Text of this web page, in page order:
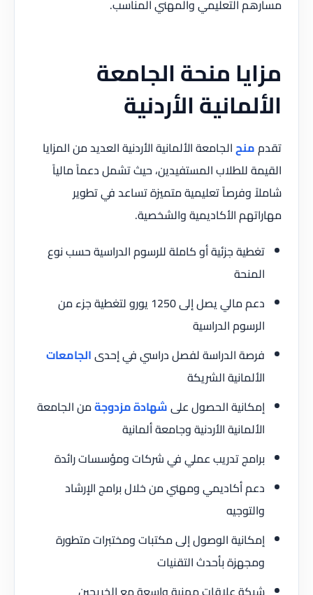
مسارهم التعليمي والمهني المناسب.
مزايا منحة الجامعة
الألمانية الأردنية
تقدممنحالجامعة الألمانية الأردنية العديد من المزايا
القيمة للطلاب المستفيدين، حيث تشمل دعماً مالياً
شاملاً وفرصاً تعليمية متميزة تساعد في تطوير
مهاراتهم الأكاديمية والشخصية.
تغطية جزئية أو كاملة للرسوم الدراسية حسب نوع
المنحة
دعم مالي يصل إلى 1250 يورو لتغطية جزء من
الرسوم الدراسية
فرصة الدراسة لفصل دراسي في إحدىالجامعات
الألمانية الشريكة
إمكانية الحصول علىشهادة مزدوجةمن الجامعة
الألمانية الأردنية وجامعة ألمانية
برامج تدريب عملي في شركات ومؤسسات رائدة
دعم أكاديمي ومهني من خلال برامج الإرشاد
والتوجيه
إمكانية الوصول إلى مكتبات ومختبرات متطورة
ومجهزة بأحدث التقنيات